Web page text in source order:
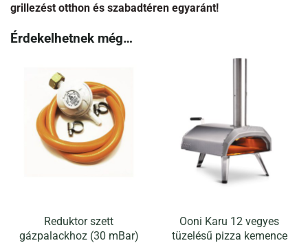
grillezést otthon és szabadtéren egyaránt!
Érdekelhetnek még…
Reduktor szett
gázpalackhoz (30 mBar)
Ooni Karu 12 vegyes
tüzelésű pizza kemence